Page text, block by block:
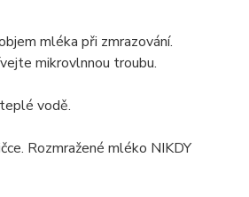
mléka při zmrazování.
mikrovlnnou troubu.
vodě.
Rozmražené mléko NIKDY